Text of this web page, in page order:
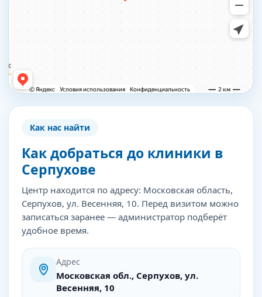
Как нас найти
Как добраться до клиники в
Серпухове
Центр находится по адресу: Московская область,
Серпухов, ул. Весенняя, 10. Перед визитом можно
записаться заранее — администратор подберёт
удобное время.
Адрес
Московская обл., Серпухов, ул.
Весенняя, 10